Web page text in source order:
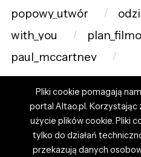
popowy_utwór
with_you
paul_mccartney
Pliki cookie pomagają
portal Altao.pl. Korzystając
użycie plików cookie. Pliki
tylko do działań
przekazują danych